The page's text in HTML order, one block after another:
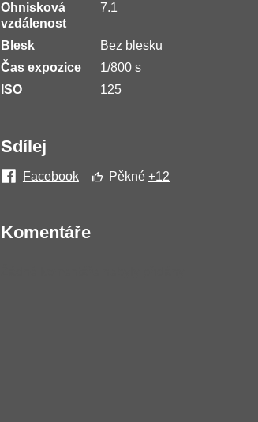
Ohnisková
vzdálenost
7.1
Blesk
Bez blesku
Čas expozice
1/800 s
ISO
125
Sdílej
Facebook Pěkné +12
Komentáře